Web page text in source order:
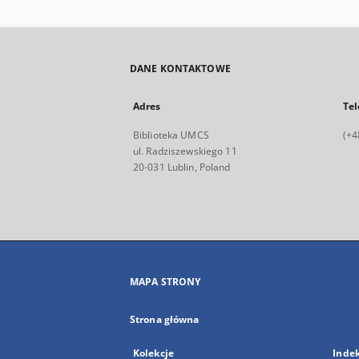
DANE KONTAKTOWE
Adres
Biblioteka UMCS
ul. Radziszewskiego 11
20-031 Lublin, Poland
MAPA STRONY
Strona główna
Kolekcje